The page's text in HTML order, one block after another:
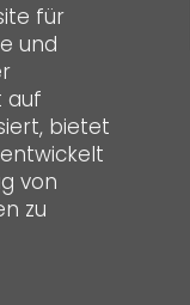
für
und
auf
bietet
von
zu